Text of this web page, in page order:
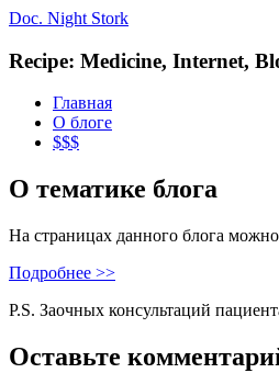
Doc. Night Stork
Recipe: Medicine, Internet,
Главная
О блоге
$$$
О тематике блога
На страницах данного блога
Подробнее >>
P.S. Заочных консультаций
Оставьте